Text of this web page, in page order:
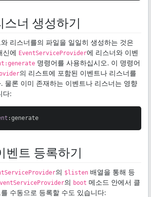
스너 생성하기
리스너를의 파일을 일일히 생성하는 것은
신에 EventServiceProvider에 리스너와 이벤
명령어를 사용하십시오. 이 명령어
의 리스트에 포함된 이벤트나 리스너를
물론 이미 존재하는 이벤트나 리스너는 영향
다:
:generate
벤트 등록하기
의 $listen 배열을 통해 등
의 boot 메소드 안에서 클
수동으로 등록할 수도 있습니다: